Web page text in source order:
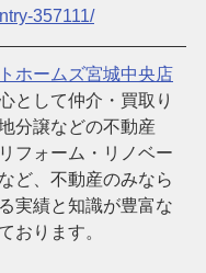
357111/
ホームズ宮城中央店
として仲介・買取り
分譲などの不動産
フォーム・リノベー
ど、 不動産のみなら
実績と知識が豊富な
おります。